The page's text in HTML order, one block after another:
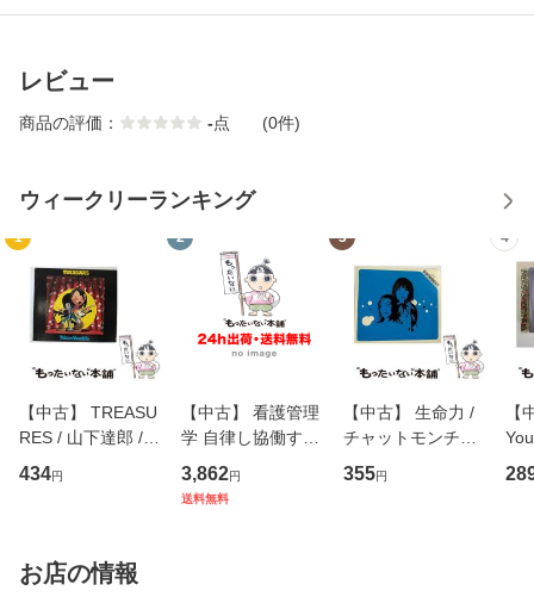
レビュー
商品の評価： -点 (0件)
ウィークリーランキング
1
【中古】 TREASU
RES / 山下達郎 /
イーストウエス
ト・ジャパン [CD]
434円
2
【中古】 看護管理
学 自律し協働する
専門職の看護マネ
ジメントスキル 改
3,862円
送料無料
3
【中古】 生命力 /
チャットモンチー /
キューンレコード
[CD]【メール便送
355円
4
【
のが
お店の情報